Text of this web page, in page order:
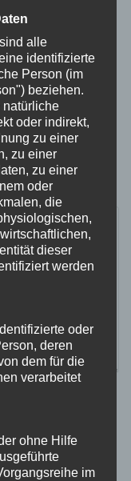
Pfotenbalsam →
alle
identifizierte
Person (im
beziehen.
oder indirekt,
zu einer
zu einer
zu einer
oder
die
dieser
werden
oder
deren
dem für die
verarbeitet
ohne Hilfe
im